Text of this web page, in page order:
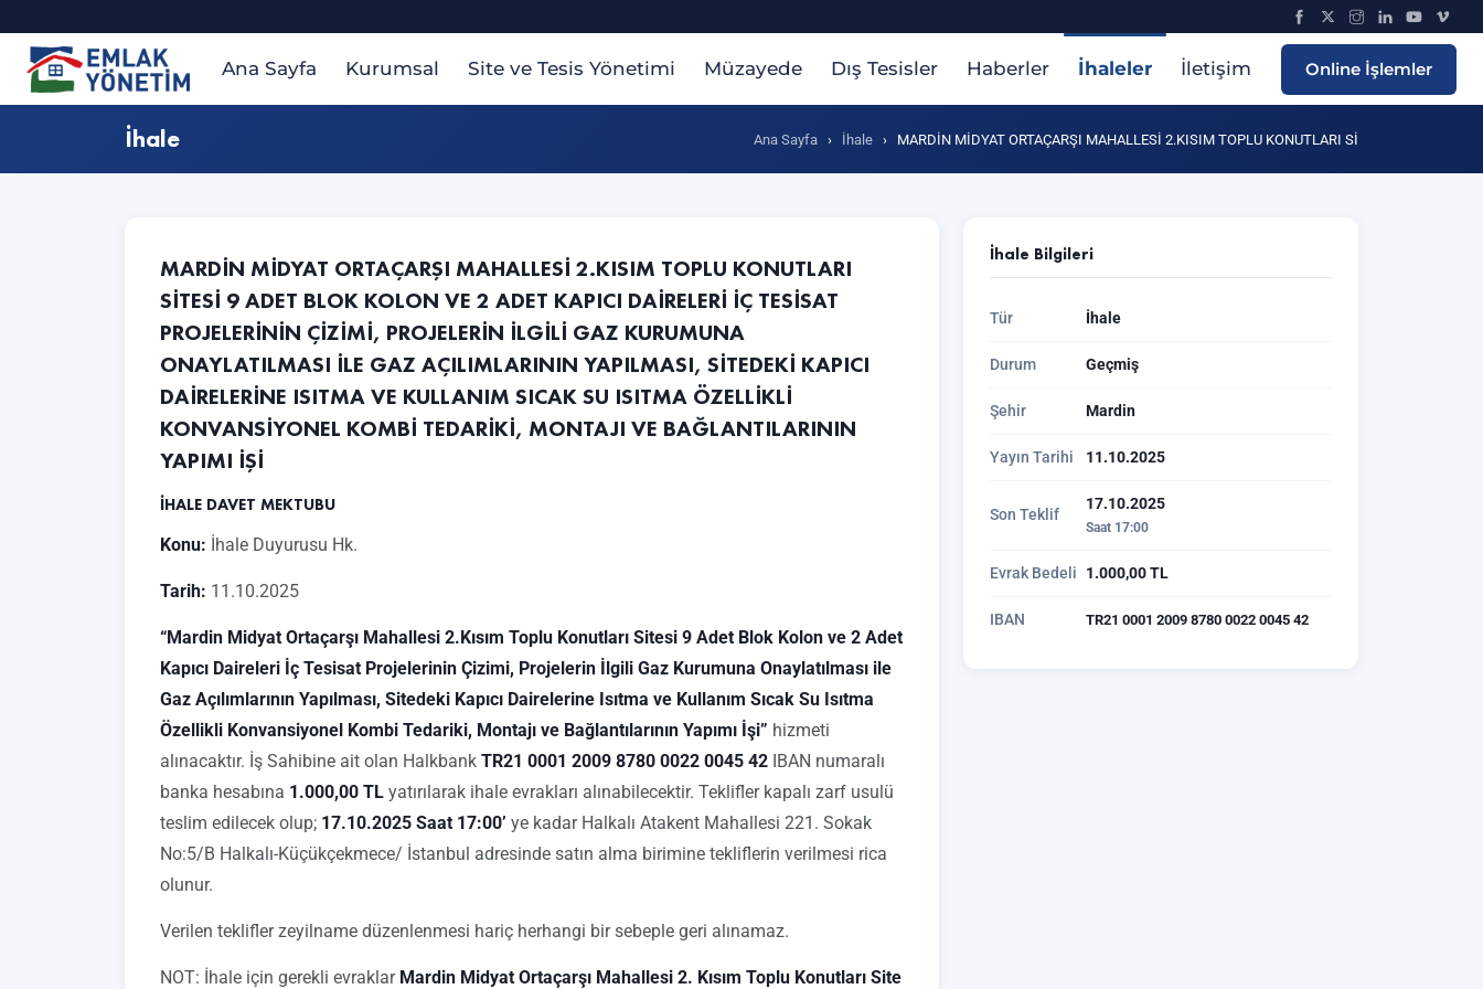
Ana Sayfa Kurumsal Site ve Tesis Yönetimi Müzayede Dış Tesisler Haberler İhaleler İletişim Online İşlemler
İhale Ana Sayfa › İhale › MARDİN MİDYAT ORTAÇARŞI MAHALLESİ 2.KISIM TOPLU KONUTLARI Sİ
MARDİN MİDYAT ORTAÇARŞI MAHALLESİ 2.KISIM TOPLU KONUTLARI
SİTESİ 9 ADET BLOK KOLON VE 2 ADET KAPICI DAİRELERİ İÇ TESİSAT
PROJELERİNİN ÇİZİMİ, PROJELERİN İLGİLİ GAZ KURUMUNA
ONAYLATILMASI İLE GAZ AÇILIMLARININ YAPILMASI, SİTEDEKİ KAPICI
DAİRELERİNE ISITMA VE KULLANIM SICAK SU ISITMA ÖZELLİKLİ
KONVANSİYONEL KOMBİ TEDARİKİ, MONTAJI VE BAĞLANTILARININ
YAPIMI İŞİ
İHALE DAVET MEKTUBU
Konu: İhale Duyurusu Hk.
Tarih: 11.10.2025
“Mardin Midyat Ortaçarşı Mahallesi 2.Kısım Toplu Konutları Sitesi 9 Adet Blok Kolon ve 2 Adet
Kapıcı Daireleri İç Tesisat Projelerinin Çizimi, Projelerin İlgili Gaz Kurumuna Onaylatılması ile
Gaz Açılımlarının Yapılması, Sitedeki Kapıcı Dairelerine Isıtma ve Kullanım Sıcak Su Isıtma
Özellikli Konvansiyonel Kombi Tedariki, Montajı ve Bağlantılarının Yapımı İşi” hizmeti
alınacaktır. İş Sahibine ait olan HalkbankTR21 0001 2009 8780 0022 0045 42 IBAN numaralı
banka hesabına 1.000,00 TL yatırılarak ihale evrakları alınabilecektir. Teklifler kapalı zarf usulü
teslim edilecek olup; 17.10.2025 Saat 17:00’ye kadar Halkalı Atakent Mahallesi 221. Sokak
No:5/B Halkalı-Küçükçekmece/ İstanbul adresinde satın alma birimine tekliflerin verilmesi rica
olunur.
Verilen teklifler zeyilname düzenlenmesi hariç herhangi bir sebeple geri alınamaz.
NOT: İhale için gerekli evraklar Mardin Midyat Ortaçarşı Mahallesi 2. Kısım Toplu Konutları Site
İhale Bilgileri
Tür İhale
Durum Geçmiş
Şehir Mardin
Yayın Tarihi 11.10.2025
Son Teklif
17.10.2025
Saat 17:00
Evrak Bedeli 1.000,00 TL
IBAN TR21 0001 2009 8780 0022 0045 42